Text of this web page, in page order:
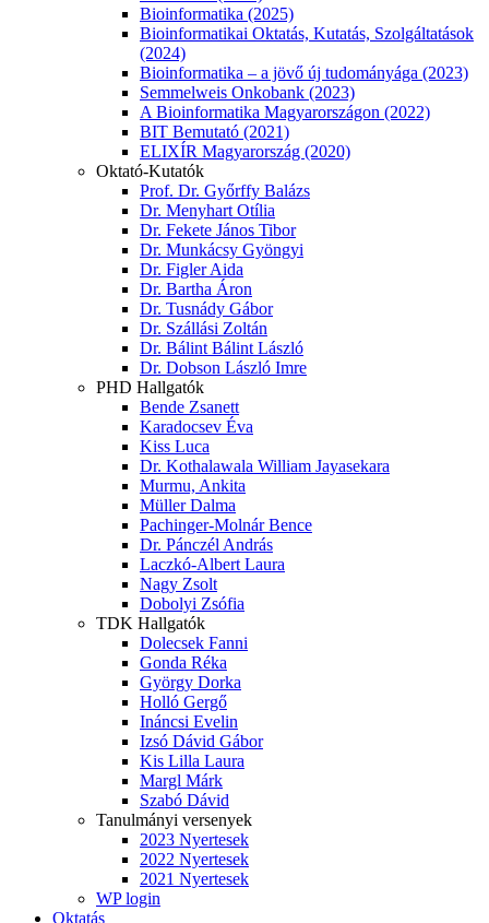
Bioinformatika (2025)
Bioinformatikai Oktatás, Kutatás, Szolgáltatások
(2024)
Bioinformatika – a jövő új tudományága (2023)
Semmelweis Onkobank (2023)
A Bioinformatika Magyarországon (2022)
BIT Bemutató (2021)
ELIXÍR Magyarország (2020)
Oktató-Kutatók
Prof. Dr. Győrffy Balázs
Dr. Menyhart Otília
Dr. Fekete János Tibor
Dr. Munkácsy Gyöngyi
Dr. Figler Aida
Dr. Bartha Áron
Dr. Tusnády Gábor
Dr. Szállási Zoltán
Dr. Bálint Bálint László
Dr. Dobson László Imre
PHD Hallgatók
Bende Zsanett
Karadocsev Éva
Kiss Luca
Dr. Kothalawala William Jayasekara
Murmu, Ankita
Müller Dalma
Pachinger-Molnár Bence
Dr. Pánczél András
Laczkó-Albert Laura
Nagy Zsolt
Dobolyi Zsófia
TDK Hallgatók
Dolecsek Fanni
Gonda Réka
György Dorka
Holló Gergő
Ináncsi Evelin
Izsó Dávid Gábor
Kis Lilla Laura
Margl Márk
Szabó Dávid
Tanulmányi versenyek
2023 Nyertesek
2022 Nyertesek
2021 Nyertesek
WP login
Oktatás